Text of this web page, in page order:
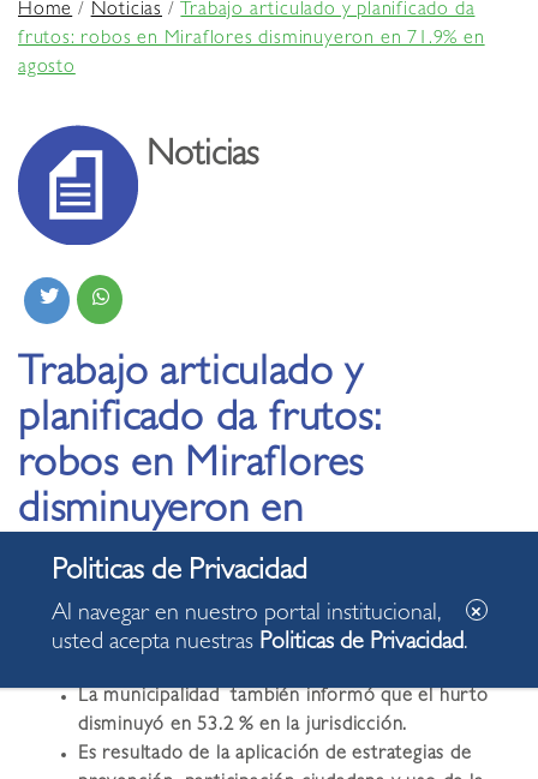
Home/Noticias /Trabajo articulado y planificado da
frutos: robos en Miraflores disminuyeron en 71.9% en
agosto
Noticias
Trabajo articulado y
planificado da frutos:
robos en Miraflores
disminuyeron en
71.9% en agosto
19.09.2025
La municipalidad también informó que el hurto
disminuyó en 53.2 % en la jurisdicción.
Es resultado de la aplicación de estrategias de
Al navegar en nuestro portal institucional,
usted acepta nuestras Politicas de Privacidad.